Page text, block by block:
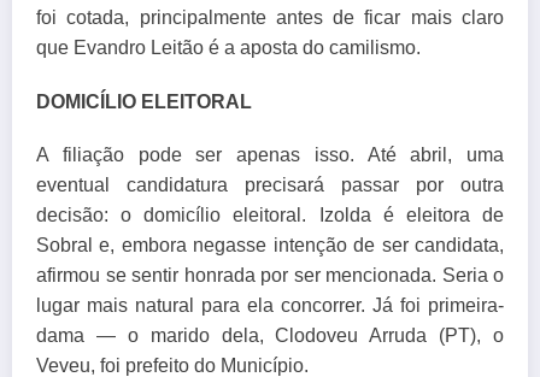
foi cotada, principalmente antes de ficar mais claro
que Evandro Leitão é a aposta do camilismo.
DOMICÍLIO ELEITORAL
A filiação pode ser apenas isso. Até abril, uma
eventual candidatura precisará passar por outra
decisão: o domicílio eleitoral. Izolda é eleitora de
Sobral e, embora negasse intenção de ser candidata,
afirmou se sentir honrada por ser mencionada. Seria o
lugar mais natural para ela concorrer. Já foi primeira-
dama — o marido dela, Clodoveu Arruda (PT), o
Veveu, foi prefeito do Município.